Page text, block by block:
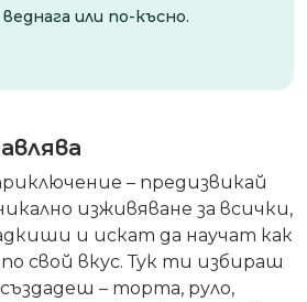
или по-късно.
– предизвикай
изживяване за всички,
и искат да научат как
свой вкус. Тук ти избираш
– торта, руло,